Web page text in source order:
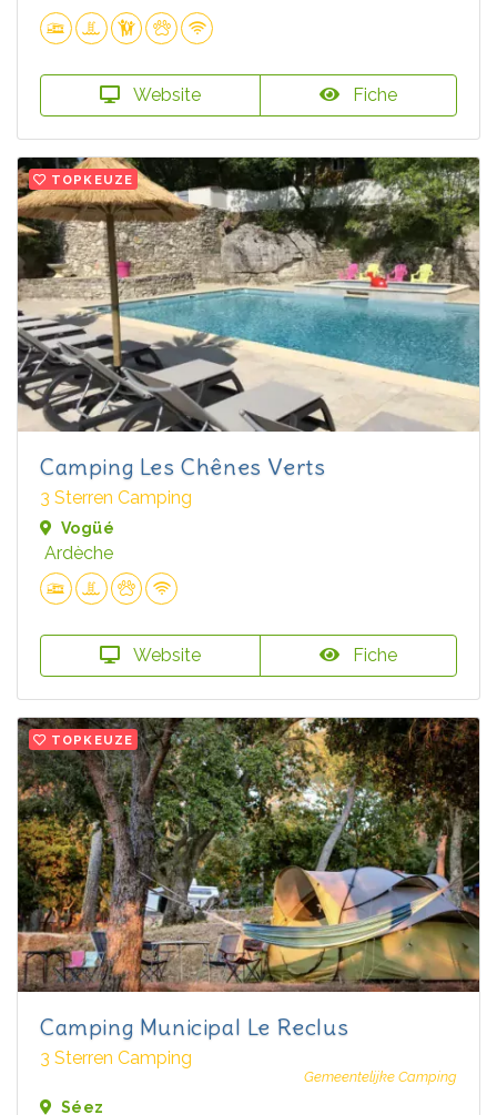
Website Fiche
TOPKEUZE
Camping Les Chênes Verts
3 Sterren Camping
Vogüé
Ardèche
Website Fiche
TOPKEUZE
Camping Municipal Le Reclus
3 Sterren Camping
Gemeentelijke Camping
Séez